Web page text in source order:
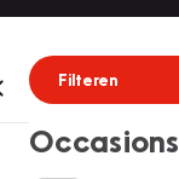
Filteren
Occasions